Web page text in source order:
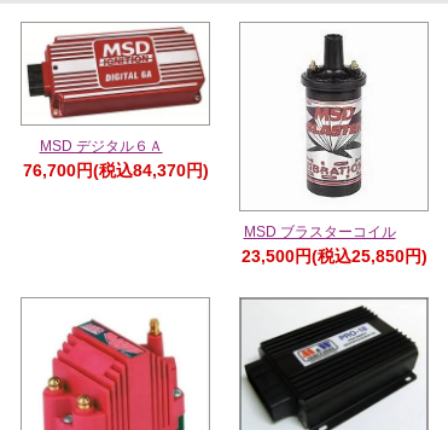
MSD デジタル６Ａ
76,700円(税込84,370円)
MSD ブラスターコイル
23,500円(税込25,850円)